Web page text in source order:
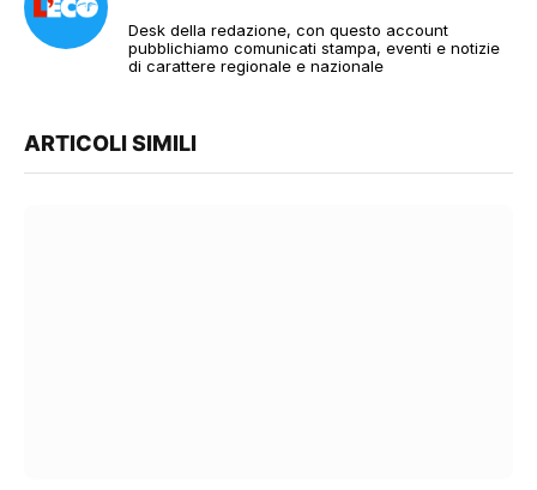
Desk della redazione, con questo account
pubblichiamo comunicati stampa, eventi e notizie
di carattere regionale e nazionale
ARTICOLI SIMILI